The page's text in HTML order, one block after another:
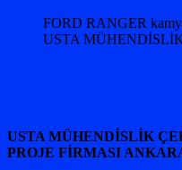
FORD RANGER
USTA
USTA MÜHENDİSLİK
PROJE FİRMASI